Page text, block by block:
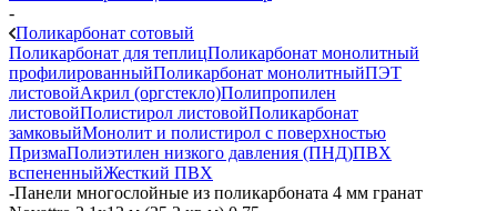
-
Поликарбонат сотовый
Поликарбонат для теплицПоликарбонат монолитный
профилированныйПоликарбонат монолитныйПЭТ
листовойАкрил (оргстекло)Полипропилен
листовойПолистирол листовойПоликарбонат
замковыйМонолит и полистирол с поверхностью
ПризмаПолиэтилен низкого давления (ПНД)ПВХ
вспененныйЖесткий ПВХ
-Панели многослойные из поликарбоната 4 мм гранат